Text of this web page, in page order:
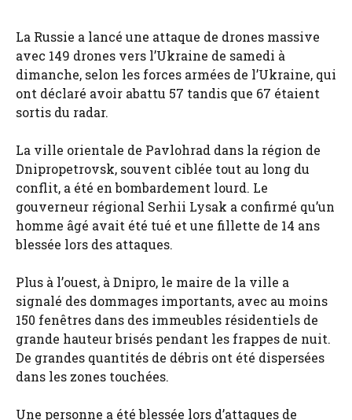
La Russie a lancé une attaque de drones massive
avec 149 drones vers l’Ukraine de samedi à
dimanche, selon les forces armées de l’Ukraine, qui
ont déclaré avoir abattu 57 tandis que 67 étaient
sortis du radar.
La ville orientale de Pavlohrad dans la région de
Dnipropetrovsk, souvent ciblée tout au long du
conflit, a été en bombardement lourd. Le
gouverneur régional Serhii Lysak a confirmé qu’un
homme âgé avait été tué et une fillette de 14 ans
blessée lors des attaques.
Plus à l’ouest, à Dnipro, le maire de la ville a
signalé des dommages importants, avec au moins
150 fenêtres dans des immeubles résidentiels de
grande hauteur brisés pendant les frappes de nuit.
De grandes quantités de débris ont été dispersées
dans les zones touchées.
Une personne a été blessée lors d’attaques de